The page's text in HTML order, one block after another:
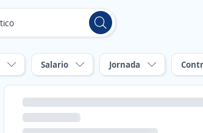
Salario Jornada